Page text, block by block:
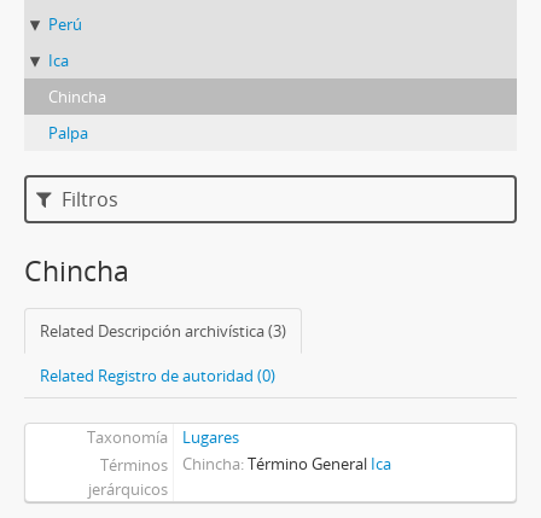
Perú
Ica
Chincha
Palpa
Filtros
Chincha
Related Descripción archivística (3)
Related Registro de autoridad (0)
Taxonomía
Lugares
Términos
jerárquicos
Chincha Término General Ica